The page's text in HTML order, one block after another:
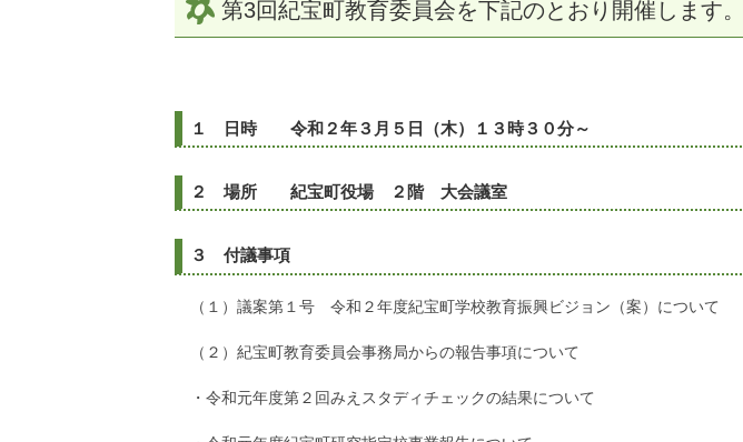
第3回紀宝町教育委員会を下記のとおり開催します。
１ 日時 令和２年３月５日（木）１３時３０分～
２ 場所 紀宝町役場 ２階 大会議室
３ 付議事項
（１）議案第１号 令和２年度紀宝町学校教育振興ビジョン（案）について
（２）紀宝町教育委員会事務局からの報告事項について
・令和元年度第２回みえスタディチェックの結果について